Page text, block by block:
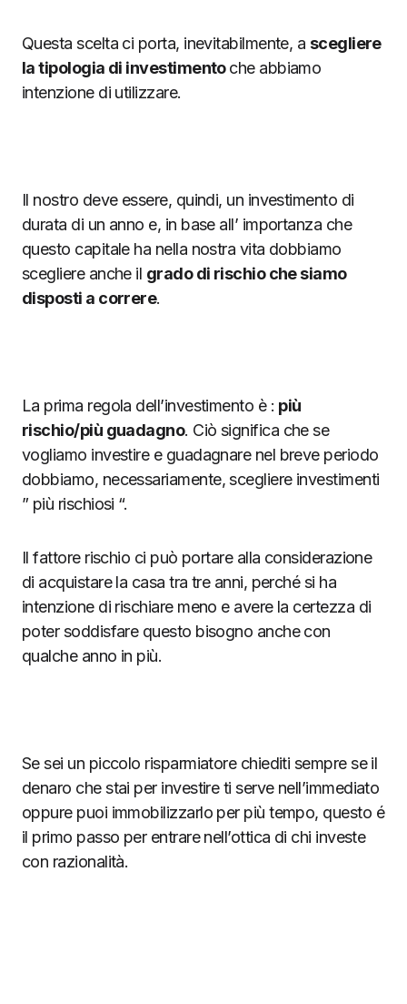
Questa scelta ci porta, inevitabilmente, a scegliere
la tipologia di investimentoche abbiamo
intenzione di utilizzare.
Il nostro deve essere, quindi, un investimento di
durata di un anno e, in base all’ importanza che
questo capitale ha nella nostra vita dobbiamo
scegliere anche il grado di rischio che siamo
disposti a correre.
La prima regola dell’investimento è : più
rischio/più guadagno. Ciò significa che se
vogliamo investire e guadagnare nel breve periodo
dobbiamo, necessariamente, scegliere investimenti
” più rischiosi “.
Il fattore rischio ci può portare alla considerazione
di acquistare la casa tra tre anni, perché si ha
intenzione di rischiare meno e avere la certezza di
poter soddisfare questo bisogno anche con
qualche anno in più.
Se sei un piccolo risparmiatore chiediti sempre se il
denaro che stai per investire ti serve nell’immediato
oppure puoi immobilizzarlo per più tempo, questo é
il primo passo per entrare nell’ottica di chi investe
con razionalità.